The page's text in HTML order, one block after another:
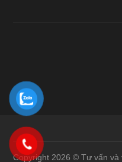
Copyright 2026 © Tư vấn và